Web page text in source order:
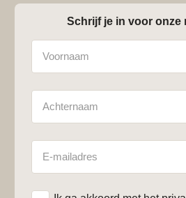
Schrijf je in voor onze
mailadres